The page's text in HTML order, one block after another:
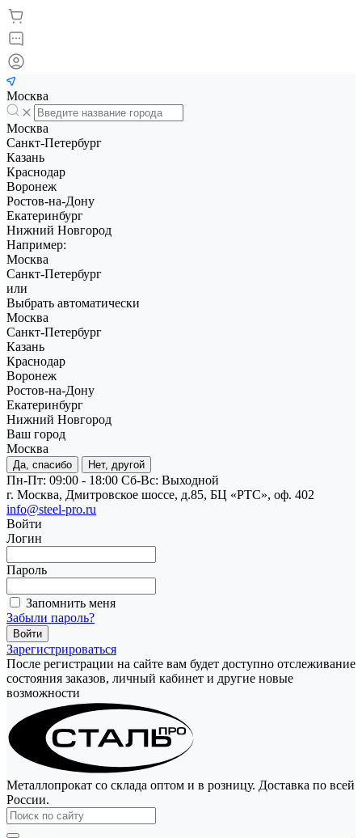
Москва
Москва
Санкт-Петербург
Казань
Краснодар
Воронеж
Ростов-на-Дону
Екатеринбург
Нижний Новгород
Например:
Москва
Санкт-Петербург
или
Выбрать автоматически
Москва
Санкт-Петербург
Казань
Краснодар
Воронеж
Ростов-на-Дону
Екатеринбург
Нижний Новгород
Ваш город
Москва
Да, спасибо Нет, другой
Пн-Пт: 09:00 - 18:00 Cб-Вс: Выходной
г. Москва, Дмитровское шоссе, д.85, БЦ «РТС», оф. 402
info@steel-pro.ru
Войти
Логин
Пароль
Запомнить меня
Забыли пароль?
Зарегистрироваться
После регистрации на сайте вам будет доступно отслеживание
состояния заказов, личный кабинет и другие новые
возможности
Металлопрокат со склада оптом и в розницу. Доставка по всей
России.